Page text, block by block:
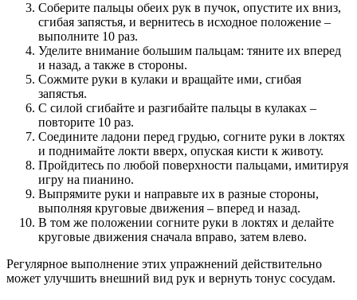
Соберите пальцы обеих рук в пучок, опустите их вниз,
сгибая запястья, и вернитесь в исходное положение –
выполните 10 раз.
Уделите внимание большим пальцам: тяните их вперед
и назад, а также в стороны.
Сожмите руки в кулаки и вращайте ими, сгибая
запястья.
С силой сгибайте и разгибайте пальцы в кулаках –
повторите 10 раз.
Соедините ладони перед грудью, согните руки в локтях
и поднимайте локти вверх, опуская кисти к животу.
Пройдитесь по любой поверхности пальцами, имитируя
игру на пианино.
Выпрямите руки и направьте их в разные стороны,
выполняя круговые движения – вперед и назад.
В том же положении согните руки в локтях и делайте
круговые движения сначала вправо, затем влево.
Регулярное выполнение этих упражнений действительно
может улучшить внешний вид рук и вернуть тонус сосудам.